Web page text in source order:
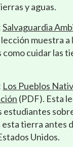
y aguas.
Salvaguardia
muestra a
cuidar las
Los Pueblos
(PDF). Esta
estudiantes
esta tierra antes
Unidos.